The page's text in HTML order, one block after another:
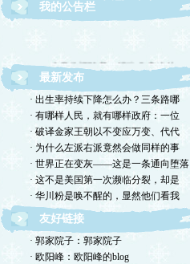
我的公告栏
最新发布
· 出生率持续下降怎么办？三条路哪
· 有哪样人民，就有哪样政府：一位
· 破译金家王朝以不变应万变、代代
· 为什么左派右派竟然会做同样的事
· 世界正在变灰——这是一条通向堕落
· 这不是美国第一次濒临分裂，却是
· 华川粉是唤不醒的，显然他们看我
友好链接
· 郭家院子：郭家院子
· 欧阳峰：欧阳峰的blog